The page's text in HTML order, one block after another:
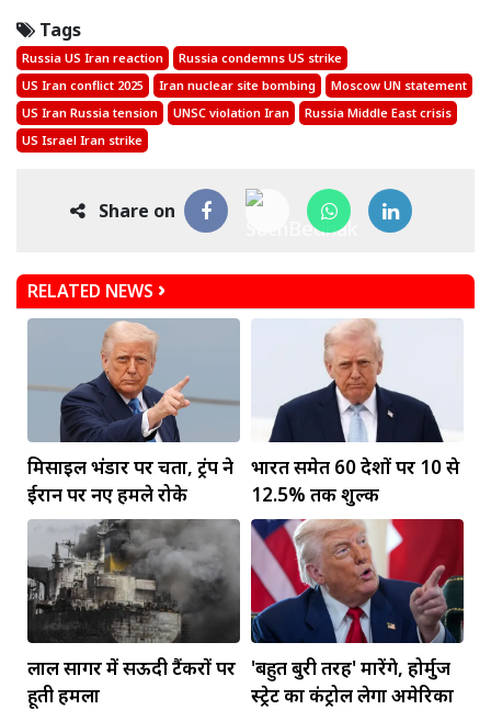
Tags
Russia US Iran reaction
Russia condemns US strike
US Iran conflict 2025
Iran nuclear site bombing
Moscow UN statement
US Iran Russia tension
UNSC violation Iran
Russia Middle East crisis
US Israel Iran strike
Share on
RELATED NEWS
मिसाइल भंडार पर चिंता, ट्रंप ने
ईरान पर नए हमले रोके
भारत समेत 60 देशों पर 10 से
12.5% तक शुल्क
लाल सागर में सऊदी टैंकरों पर
हूती हमला
'बहुत बुरी तरह' मारेंगे, होर्मुज
स्ट्रेट का कंट्रोल लेगा अमेरिका